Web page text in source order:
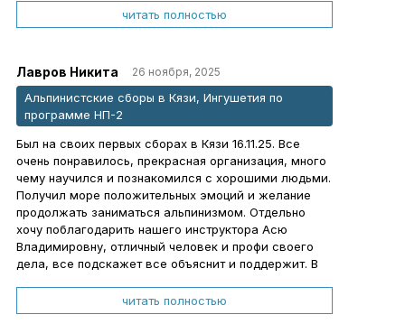
самых интересных людей. Разносторонних, ярких,
живых, нескучных. С огромной радостью прожила
хочется в следующее приключение.
Maunting Guru, спасибо за путь, за опыт, за
атмосферу и за людей.
Пусть таких сборов будет ещё много — я
обязательно вернусь!
читать полностью
Лавров Никита 26 ноября, 2025
Альпинистские сборы в Кязи, Ингушетия по
программе НП-2
Был на своих первых сборах в Кязи 16.11.25. Все
очень понравилось, прекрасная организация, много
чему научился и познакомился с хорошими людьми.
Получил море положительных эмоций и желание
продолжать заниматься альпинизмом. Отдельно
хочу поблагодарить нашего инструктора Асю
Владимировну, отличный человек и профи своего
дела, все подскажет все объяснит и поддержит. В
ней и в эту организацию. Спасибо за воспоминания
и приятно проведенное время!
читать полностью